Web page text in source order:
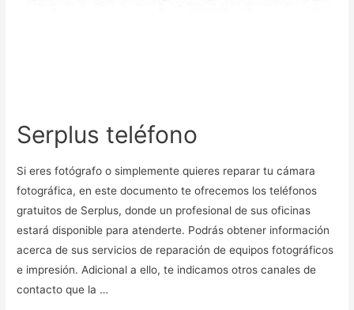
Serplus teléfono
Si eres fotógrafo o simplemente quieres reparar tu cámara
fotográfica, en este documento te ofrecemos los teléfonos
gratuitos de Serplus, donde un profesional de sus oficinas
estará disponible para atenderte. Podrás obtener información
acerca de sus servicios de reparación de equipos fotográficos
e impresión. Adicional a ello, te indicamos otros canales de
contacto que la …